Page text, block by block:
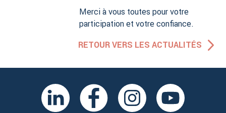
Merci à vous toutes pour votre
participation et votre confiance.
RETOUR VERS LES ACTUALITÉS